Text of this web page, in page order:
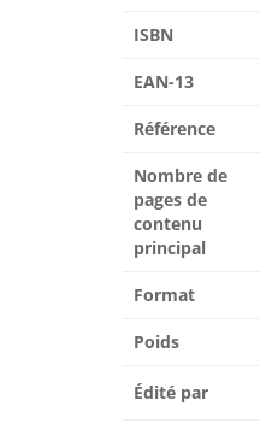
ISBN
EAN-13
Référence
Nombre de
pages de
contenu
principal
Format
Poids
Édité par